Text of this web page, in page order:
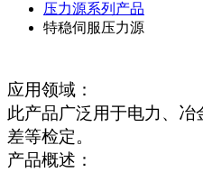
压力源系列产品
特稳伺服压力源
应用领域：
此产品广泛用于电力、
差等检定。
产品概述：